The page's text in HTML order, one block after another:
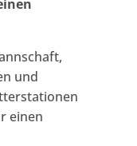
und
einen